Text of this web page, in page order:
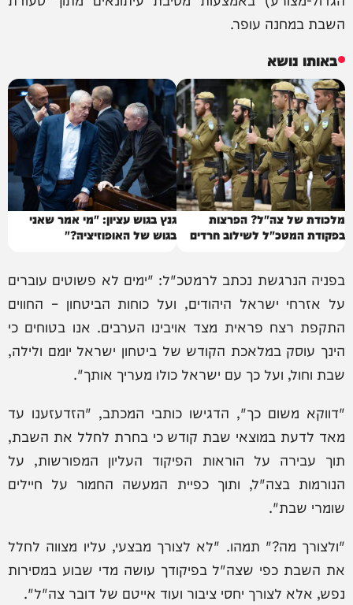
השבת במחנה עופר.
באותו נושא
מלכודת של צה"ל? הפרצות
בפקודת המטכ"ל לשילוב חרדים
גנץ בגוש עציון: "מי אמר שאני
בגוש של האופוזיציה?"
בפניה הנרגשת נכתב לרמטכ"ל: "ימים לא פשוטים עוברים
על אזרחי ישראל היהודים, ועל כוחות הביטחון – החווים
התקפת רצח פראית מצד אויבינו הערבים. אנו בטוחים כי
הינך עוסק במלאכת הקודש של ביטחון ישראל יומם ולילה,
שבת וחול, ועל כך עם ישראל כולו מעריך אותך".
"דווקא משום כך", הדגישו כותבי המכתב, "הזדעזענו עד
מאד לדעת במוצאי שבת קודש כי בחרת לחלל את השבת,
תוך עבירה על הוראות הפיקוד העליון המפורשות, על
הנורמות בצה"ל, ותוך כפיית המעשה החמור על חיילים
שומרי שבת".
"ולצורך מה?" תמהו. "לא לצורך מבצעי, עליו מצווה לחלל
את השבת כפי שצה"ל בפיקודך עושה מדי שבוע במסירות
נפש, אלא לצורך יחסי ציבור ועוד אייטם של דובר צה"ל".